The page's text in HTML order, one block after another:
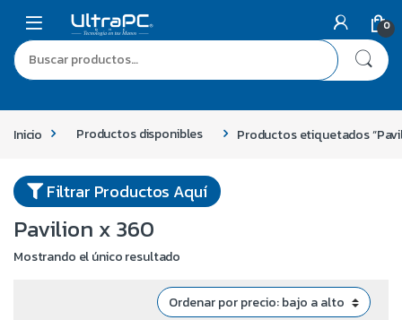
0
Inicio Productos disponibles Productos etiquetados
Filtrar Productos Aquí
Pavilion x 360
Mostrando el único resultado